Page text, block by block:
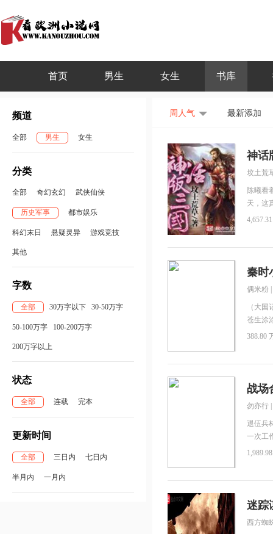
首页 男生 女生 书库
频道
全部 男生 女生
分类
全部 奇幻玄幻 武侠仙侠
历史军事 都市娱乐
科幻末日 悬疑灵异 游戏竞技
其他
字数
全部 30万字以下 30-50万字
50-100万字 100-200万字
200万字以上
状态
全部 连载 完本
更新时间
全部 三日内 七日内
半月内 一月内
周人气 最新添加
神话
坟土荒
陈曦看
天，这
队，这
下，狂
不正
群：
这个
秦时
偶米粉
（大
苍生涂
下的儒
388.80
战场
勿亦行
退伍兵
一次工
提供了
迷踪
西方蜘